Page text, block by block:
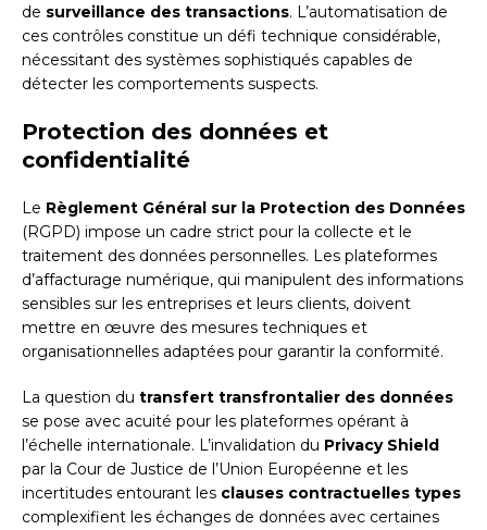
de surveillance des transactions. L’automatisation de
ces contrôles constitue un défi technique considérable,
nécessitant des systèmes sophistiqués capables de
détecter les comportements suspects.
Protection des données et
confidentialité
Le Règlement Général sur la Protection des Données
(RGPD) impose un cadre strict pour la collecte et le
traitement des données personnelles. Les plateformes
d’affacturage numérique, qui manipulent des informations
sensibles sur les entreprises et leurs clients, doivent
mettre en œuvre des mesures techniques et
organisationnelles adaptées pour garantir la conformité.
La question du transfert transfrontalier des données
se pose avec acuité pour les plateformes opérant à
l’échelle internationale. L’invalidation du Privacy Shield
par la Cour de Justice de l’Union Européenne et les
incertitudes entourant les clauses contractuelles types
complexifient les échanges de données avec certaines